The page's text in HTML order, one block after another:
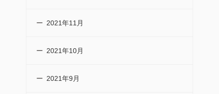
2021年11月
2021年10月
2021年9月